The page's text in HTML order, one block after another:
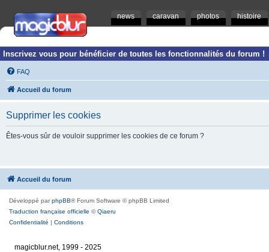
news caravan photos histoire
Inscrivez vous pour bénéficier de toutes les fonctionnalités du forum !
FAQ
Accueil du forum
Supprimer les cookies
Êtes-vous sûr de vouloir supprimer les cookies de ce forum ?
Accueil du forum
Développé parphpBB® Forum Software © phpBB Limited
Traduction française officielle ©Qiaeru
Confidentialité | Conditions
magicblur.net, 1999 - 2025